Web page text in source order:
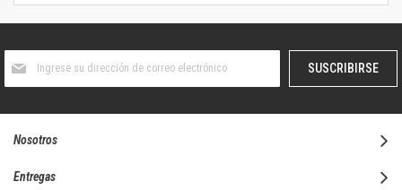
boletín
SUSCRIBIRSE
Nosotros
Entregas